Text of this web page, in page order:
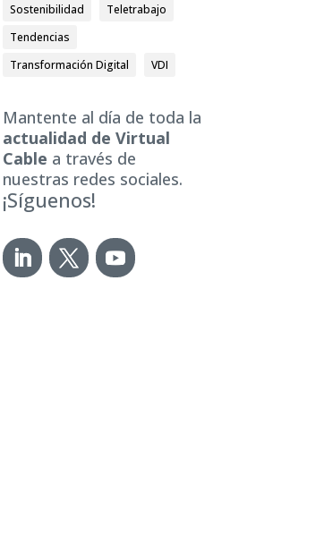
Sostenibilidad
Teletrabajo
Tendencias
Transformación Digital
VDI
Mantente al día de toda la
actualidad de Virtual
Cable a través de
nuestras redes sociales.
¡Síguenos!